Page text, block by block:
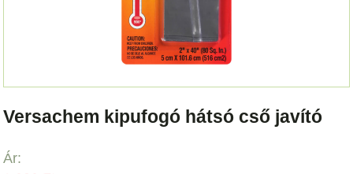
Versachem kipufogó hátsó cső javító
Ár: